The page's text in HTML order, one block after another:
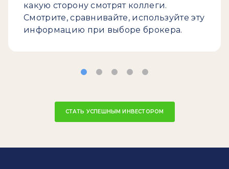
какую сторону смотрят коллеги.
Смотрите, сравнивайте, используйте эту
информацию при выборе брокера.
СТАТЬ УСПЕШНЫМ ИНВЕСТОРОМ